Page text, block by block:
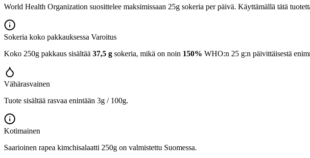
World Health Organization suosittelee maksimissaan 25g sokeria per päivä. Käyttämällä tätä
Sokeria koko pakkauksessa Varoitus
Koko 250g pakkaus sisältää 37,5 g sokeria, mikä on noin 150% WHO:n 25 g:n päivittäisestä
Vähärasvainen
Tuote sisältää rasvaa enintään 3g / 100g.
Kotimainen
Saarioinen rapea kimchisalaatti 250g on valmistettu Suomessa.